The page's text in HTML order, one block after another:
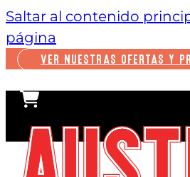
Saltar al contenido
página
VER NUESTRAS OFERTAS Y